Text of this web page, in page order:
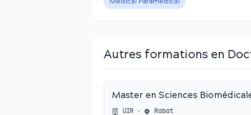
Médical Paramédical
Autres formations en
Master en Sciences
UIR • Rabat